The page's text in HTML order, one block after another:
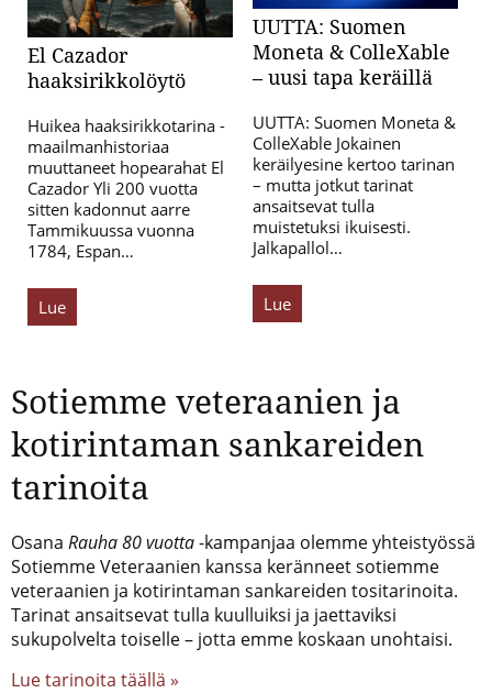
El Cazador
haaksirikkolöytö
Huikea haaksirikkotarina -
maailmanhistoriaa
muuttaneet hopearahat El
Cazador Yli 200 vuotta
sitten kadonnut aarre
Tammikuussa vuonna
1784, Espan…
Lue
UUTTA: Suomen
Moneta & ColleXable
– uusi tapa keräillä
UUTTA: Suomen Moneta &
ColleXable Jokainen
keräilyesine kertoo tarinan
– mutta jotkut tarinat
ansaitsevat tulla
muistetuksi ikuisesti.
Jalkapallol…
Lue
Sotiemme veteraanien ja
kotirintaman sankareiden
tarinoita
Osana Rauha 80 vuotta-kampanjaa olemme yhteistyössä
Sotiemme Veteraanien kanssa keränneet sotiemme
veteraanien ja kotirintaman sankareiden tositarinoita.
Tarinat ansaitsevat tulla kuulluiksi ja jaettaviksi
sukupolvelta toiselle – jotta emme koskaan unohtaisi.
Lue tarinoita täällä »